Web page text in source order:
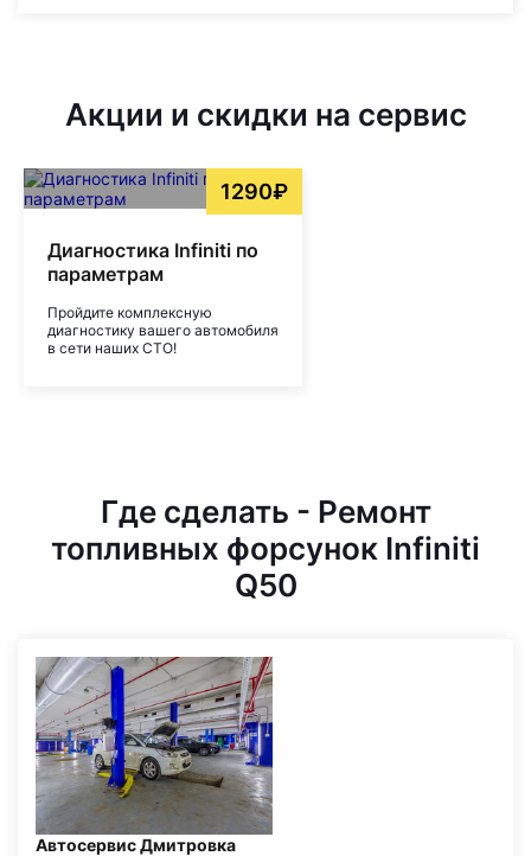
Акции и скидки на сервис
1290₽
Диагностика Infiniti по
параметрам
Пройдите комплексную
диагностику вашего автомобиля
в сети наших СТО!
Где сделать - Ремонт
топливных форсунок Infiniti
Q50
Автосервис Дмитровка